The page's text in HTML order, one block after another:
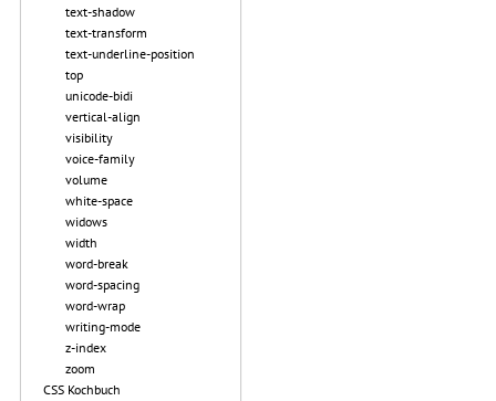
text-shadow
text-transform
text-underline-position
top
unicode-bidi
vertical-align
visibility
voice-family
volume
white-space
widows
width
word-break
word-spacing
word-wrap
writing-mode
z-index
zoom
CSS Kochbuch